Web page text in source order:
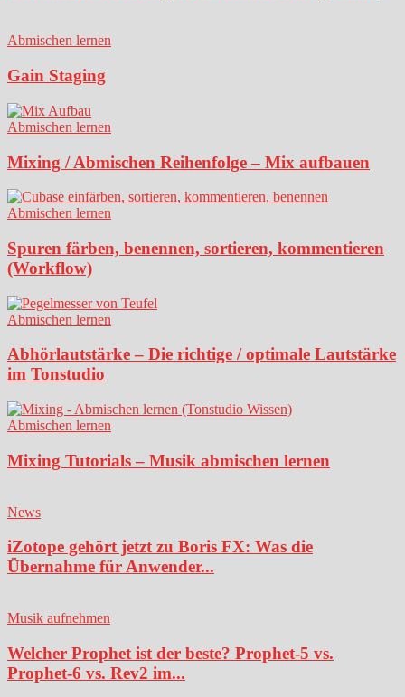
Abmischen lernen
Gain Staging
Abmischen lernen
Mixing / Abmischen Reihenfolge – Mix aufbauen
Abmischen lernen
Spuren färben, benennen, sortieren, kommentieren
(Workflow)
Abmischen lernen
Abhörlautstärke – Die richtige / optimale Lautstärke
im Tonstudio
Abmischen lernen
Mixing Tutorials – Musik abmischen lernen
News
iZotope gehört jetzt zu Boris FX: Was die
Übernahme für Anwender...
Musik aufnehmen
Welcher Prophet ist der beste? Prophet-5 vs.
Prophet-6 vs. Rev2 im...